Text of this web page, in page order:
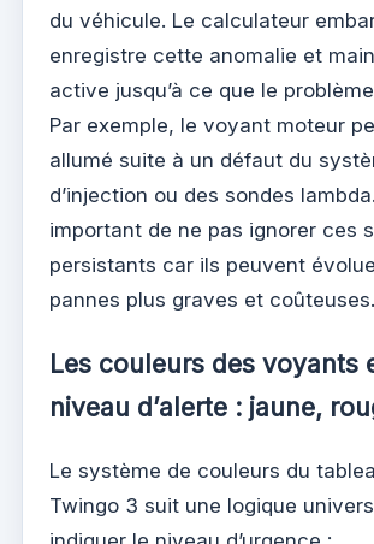
du véhicule. Le calculateur
enregistre cette anomalie et
active jusqu’à ce que le
Par exemple, le voyant moteur
allumé suite à un défaut du
d’injection ou des sondes
important de ne pas ignorer ces
persistants car ils peuvent
pannes plus graves et coûteuses.
Les couleurs des voyants
niveau d’alerte : jaune,
Le système de couleurs du
Twingo 3 suit une logique